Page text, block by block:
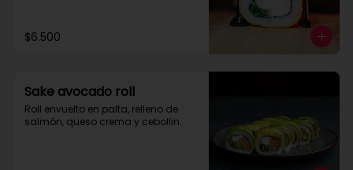
$6.500
Sake avocado roll
Roll envuelto en palta, relleno de
salmón, queso crema y cebollin.